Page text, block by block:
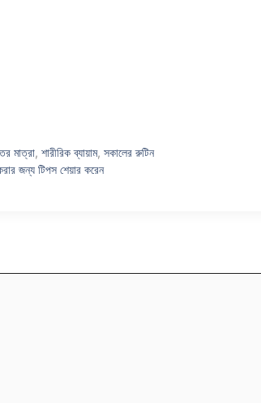
মাত্রা,শারীরিক ব্যায়াম,সকালের রুটিন
জন্য টিপস শেয়ার করেন